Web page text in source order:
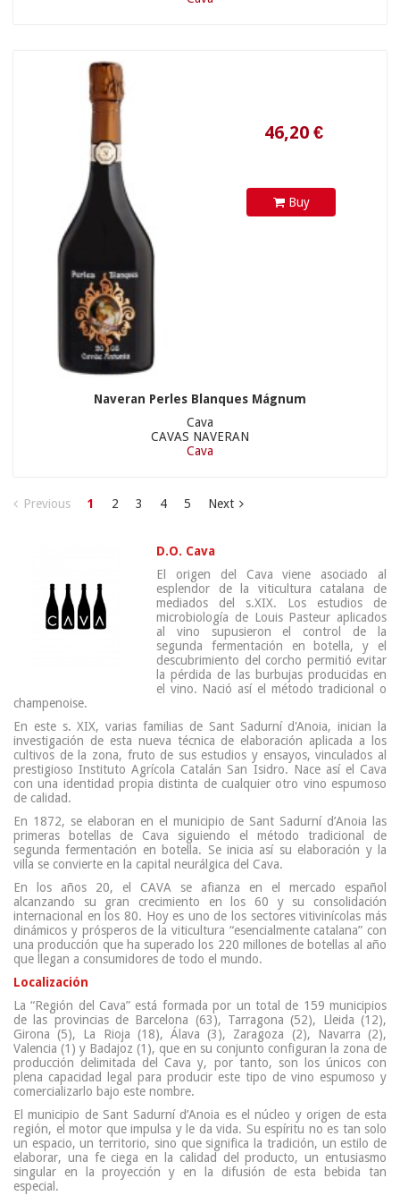
Buy
Naveran Perles Blanques Mágnum
Cava
CAVAS NAVERAN
Cava
Previous 1 2 3 4 5 Next
D.O. Cava
El origen del Cava viene asociado al
esplendor de la viticultura catalana de
mediados del s.XIX. Los estudios de
microbiología de Louis Pasteur aplicados
al vino supusieron el control de la
segunda fermentación en botella, y el
descubrimiento del corcho permitió evitar
la pérdida de las burbujas producidas en
el vino. Nació así el método tradicional o
champenoise.
En este s. XIX, varias familias de Sant Sadurní d'Anoia, inician la
investigación de esta nueva técnica de elaboración aplicada a los
cultivos de la zona, fruto de sus estudios y ensayos, vinculados al
prestigioso Instituto Agrícola Catalán San Isidro. Nace así el Cava
con una identidad propia distinta de cualquier otro vino espumoso
de calidad.
En 1872, se elaboran en el municipio de Sant Sadurní d’Anoia las
primeras botellas de Cava siguiendo el método tradicional de
segunda fermentación en botella. Se inicia así su elaboración y la
villa se convierte en la capital neurálgica del Cava.
En los años 20, el CAVA se afianza en el mercado español
alcanzando su gran crecimiento en los 60 y su consolidación
internacional en los 80. Hoy es uno de los sectores vitivinícolas más
dinámicos y prósperos de la viticultura “esencialmente catalana” con
una producción que ha superado los 220 millones de botellas al año
que llegan a consumidores de todo el mundo.
Localización
La “Región del Cava” está formada por un total de 159 municipios
de las provin­cias de Barcelona (63), Tarragona (52), Lleida (12),
Girona (5), La Rioja (18), Álava (3), Zaragoza (2), Navarra (2),
Valencia (1) y Badajoz (1), que en su con­junto configuran la zona de
producción delimitada del Cava y, por tanto, son los únicos con
plena capacidad legal para producir este tipo de vino espumoso y
comercializarlo bajo este nombre.
El municipio de Sant Sadurní d’Anoia es el núcleo y origen de esta
región, el motor que impulsa y le da vida. Su espíritu no es tan solo
un espacio, un territorio, sino que significa la tradición, un estilo de
elaborar, una fe ciega en la calidad del producto, un entusiasmo
singular en la proyección y en la difusión de esta bebida tan
especial.